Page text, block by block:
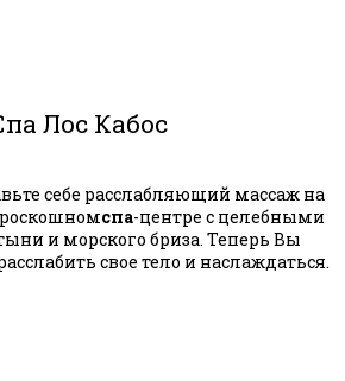
Лос Кабос
себе расслабляющий массаж на
спа-центре с целебными
и морского бриза. Теперь Вы
свое тело и наслаждаться.